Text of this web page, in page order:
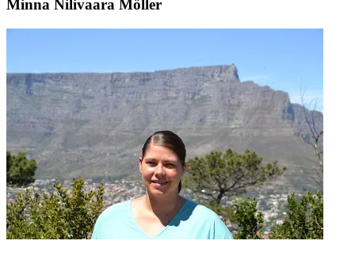
Minna Nilivaara Möller